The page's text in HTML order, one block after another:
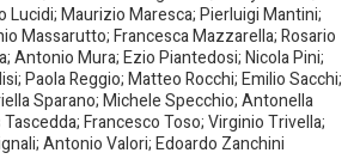
Lucidi; Maurizio Maresca; Pierluigi Mantini;
Massarutto; Francesca Mazzarella; Rosario
Antonio Mura; Ezio Piantedosi; Nicola Pini;
Paola Reggio; Matteo Rocchi; Emilio Sacchi;
Sparano; Michele Specchio; Antonella
Francesco Toso; Virginio Trivella;
Antonio Valori; Edoardo Zanchini